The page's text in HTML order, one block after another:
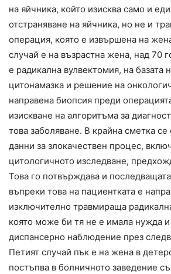
на яйчника, който изисква само и
отстраняване на яйчника, но не и
операция, която е извършена на
случай е на възрастна жена, над 70
е радикална вулвектомия, на базата
цитонамазка и решение на
направена биопсия преди
изискване на алгоритъма за
това заболяване. В крайна сметка се
данни за злокачествен процес,
цитологичното изследване,
Това го потвърждава и
въпреки това на пациентката е
изключително травмираща
която може би тя не е имала нужда и
диспансерно наблюдение през
Петият случай пък е на жена в
постъпва в болничното заведение